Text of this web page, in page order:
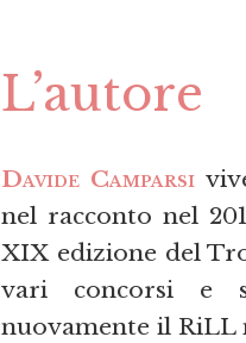
L’autore
Davide Camparsi
nel racconto nel
XIX edizione del
vari concorsi e
nuovamente il RiLL